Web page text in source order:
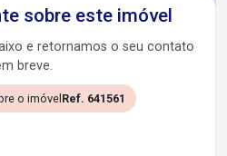
sobre este imóvel
e retornamos o seu contato
breve.
o imóvel Ref. 641561